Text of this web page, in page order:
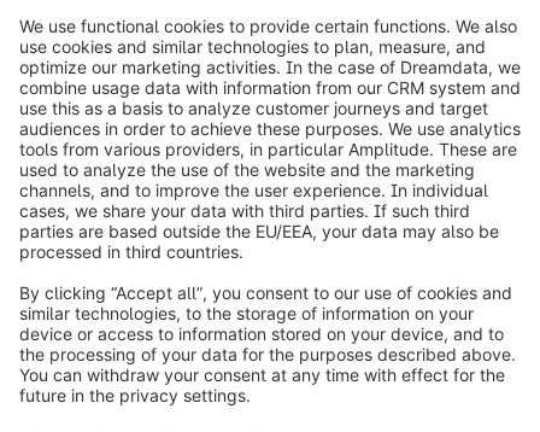
info@shopware.com
Over Shopware
Product
Oplossingen